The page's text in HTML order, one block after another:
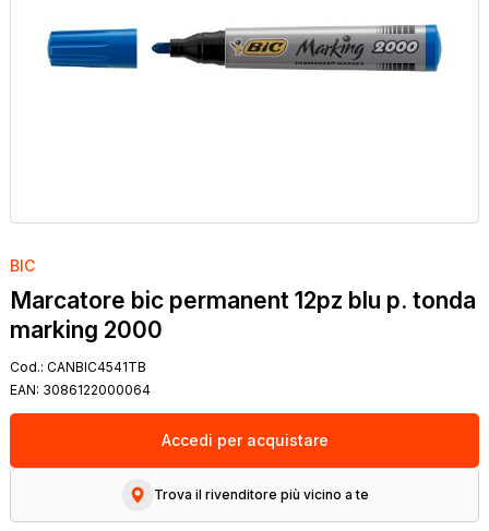
BIC
Marcatore bic permanent 12pz blu p. tonda
marking 2000
Cod.: CANBIC4541TB
EAN: 3086122000064
Accedi per acquistare
Trova il rivenditore più vicino a te